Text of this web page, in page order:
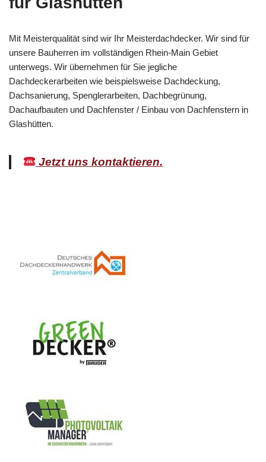
Mit Meisterqualität sind wir Ihr Meisterdachdecker. Wir sind für
unsere Bauherren im vollständigen Rhein-Main Gebiet
unterwegs. Wir übernehmen für Sie jegliche
Dachdeckerarbeiten wie beispielsweise Dachdeckung,
Dachsanierung, Spenglerarbeiten, Dachbegrünung,
Dachaufbauten und Dachfenster / Einbau von Dachfenstern in
Glashütten.
Jetzt uns kontaktieren.